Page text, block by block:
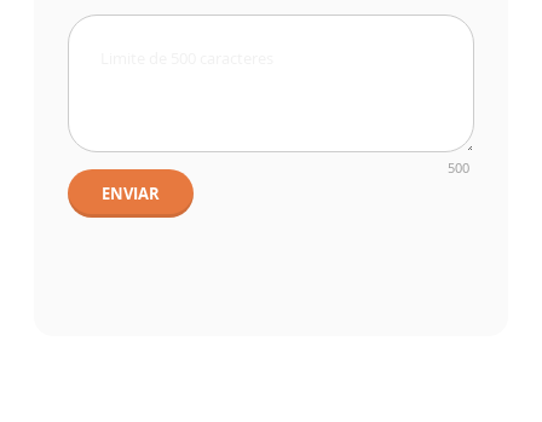
500
ENVIAR